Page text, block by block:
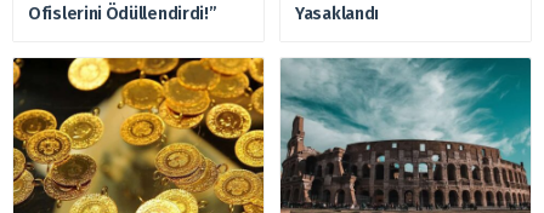
Ofislerini Ödüllendirdi!”
Yasaklandı